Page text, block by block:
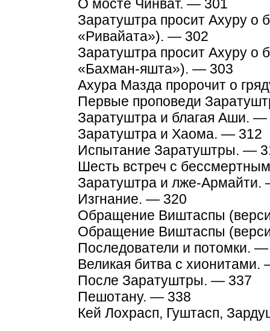
О мосте Чинват. — 301
Заратуштра просит Ахуру о
«Ривайата»). — 302
Заратуштра просит Ахуру о
«Бахман-яшта»). — 303
Ахура Мазда пророчит о
Первые проповеди
Заратуштра и благая Аши. —
Заратуштра и Хаома. — 312
Испытание Заратуштры. —
Шесть встреч с
Заратуштра и лже-Армайти.
Изгнание. — 320
Обращение Виштаспы
Обращение Виштаспы
Последователи и потомки.
Великая битва с хионитами.
После Заратуштры. — 337
Пешотану. — 338
Кей Лохрасп, Гуштасп,